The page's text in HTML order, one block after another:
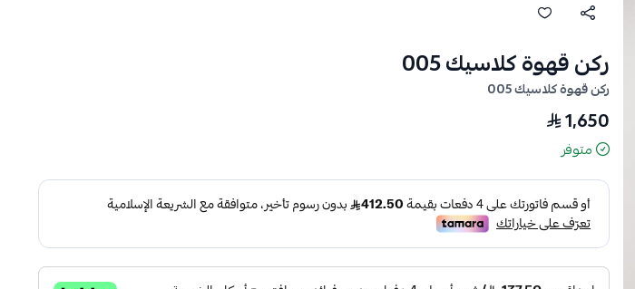
ركن قهوة كلاسيك 005
ركن قهوة كلاسيك 005
1,650
متوفر